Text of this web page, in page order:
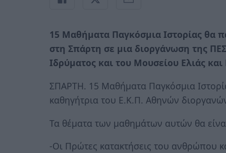
15 Μαθήματα Παγκόσμια Ιστορίας θα
στη Σπάρτη σε μια διοργάνωση της
Ιδρύματος και του Μουσείου Ελιάς
ΣΠΑΡΤΗ. 15 Μαθήματα Παγκόσμια
καθηγήτρια του Ε.Κ.Π. Αθηνών
Τα θέματα των μαθημάτων αυτών θα
-Οι Πρώτες κατακτήσεις του ανθρώπου